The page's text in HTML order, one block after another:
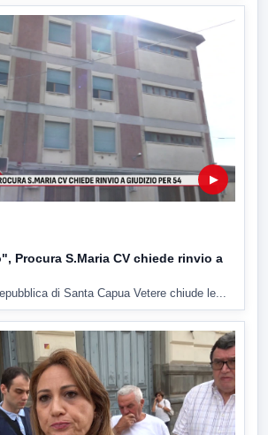
▶
Procura S.Maria CV chiede rinvio a
di Santa Capua Vetere chiude le...